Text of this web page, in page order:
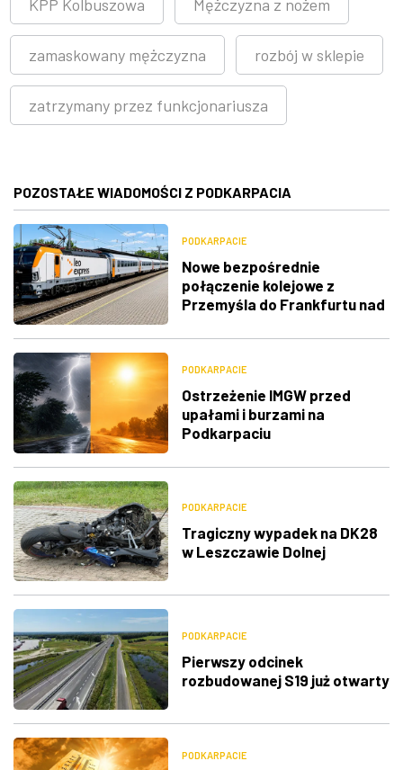
KPP Kolbuszowa Mężczyzna z nożem
zamaskowany mężczyzna rozbój w sklepie
zatrzymany przez funkcjonariusza
POZOSTAŁE WIADOMOŚCI Z PODKARPACIA
PODKARPACIE
Nowe bezpośrednie
połączenie kolejowe z
Przemyśla do Frankfurtu nad
PODKARPACIE
Ostrzeżenie IMGW przed
upałami i burzami na
Podkarpaciu
PODKARPACIE
Tragiczny wypadek na DK28
w Leszczawie Dolnej
PODKARPACIE
Pierwszy odcinek
rozbudowanej S19 już otwarty
PODKARPACIE